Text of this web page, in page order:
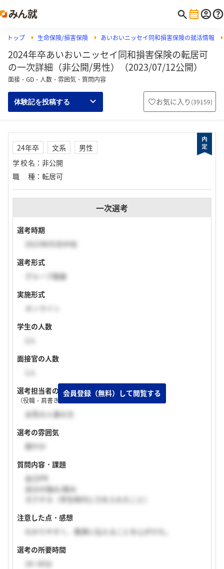
トップ 生命保険/損害保険 あいおいニッセイ同和損害保険の就活情報
2024年卒あいおいニッセイ同和損害保険の転居可
の一次詳細（非公開/男性）（2023/07/12公開）
面接・GD・人数・雰囲気・質問内容
体験記を投稿する お気に入り (39159)
24年卒 文系
男性
学校名 ： 非公開
職種 ： 転居可
一次選考
選考時期
2023年05月中旬
選考形式
グループ面接
実施形式
オンライン
学生の人数
面接官の人数
選考担当者の特徴
（役職・肩書き・入社年次など）
女性の人事の方
選考の雰囲気
穏やか
質問内容・課題
自己PR
自分の強み/弱み
ガクチカ（学生時代に力を入れたこと）
注意した点・感想
わかりやすく、簡潔に伝えることを心がけた。
選考の所要時間
16~30分